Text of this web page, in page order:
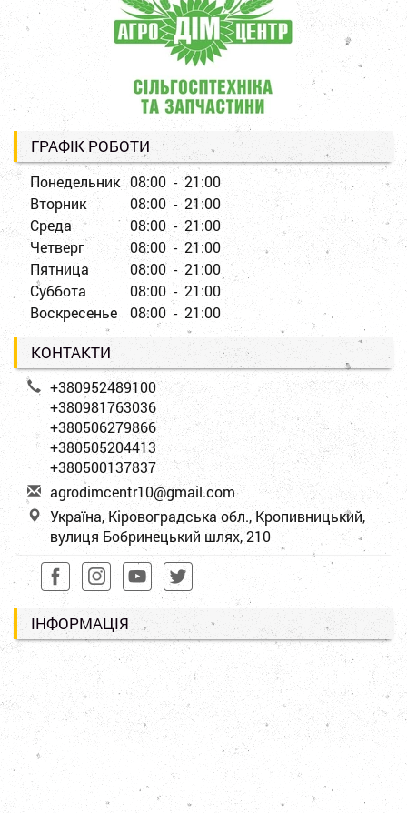
ГРАФІК РОБОТИ
Понедельник 08:00 - 21:00
Вторник
08:00 - 21:00
Среда
08:00 - 21:00
Четверг
08:00 - 21:00
Пятница
08:00 - 21:00
Суббота
08:00 - 21:00
Воскресенье
08:00 - 21:00
КОНТАКТИ
+380952489100
+380981763036
+380506279866
+380505204413
+380500137837
agrodimcentr10@gmail.com
Україна, Кіровоградська обл., Кропивницький,
вулиця Бобринецький шлях, 210
ІНФОРМАЦІЯ